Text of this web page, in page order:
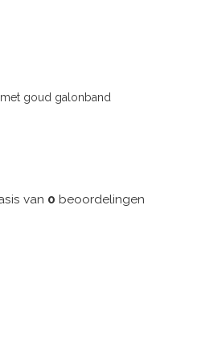
goud galonband
van 0 beoordelingen